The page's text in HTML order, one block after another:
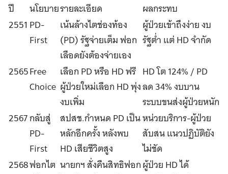
ปี นโยบายรายละเอียด
ผลกระทบ
2551 PD-
First
เน้นล้างไตช่องท้อง
(PD) รัฐจ่ายเต็ม ฟอก
เลือดยังต้องจ่ายเอง
ผู้ป่วยเข้าถึงง่าย งบ
รัฐต่ำ แต่ HD จำกัด
2565Free
Choice
เลือก PD หรือ HD ฟรี
ผู้ป่วยใหม่เลือก HD พุ่ง
งบเพิ่ม
HD โต 124% / PD
ลด 34% งบบาน
ระบบขนส่งผู้ป่วยหนัก
2567กลับสู่
PD-
First
สปสช.กำหนด PD เป็น
หลักอีกครั้ง หลังพบ
HD เสียชีวิตสูง
หน่วยบริการ-ผู้ป่วย
สับสน แนวปฏิบัติยัง
ไม่ชัด
2568ฟอกไต นายกฯ สั่งคืนสิทธิฟอกผู้ป่วย HD ได้